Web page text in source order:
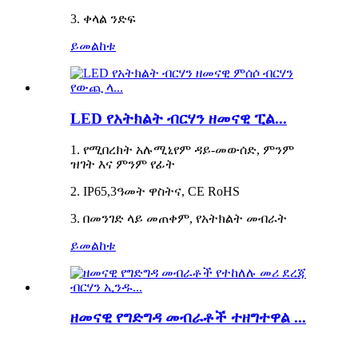
3. ቀላል ንድፍ
ይመልከቱ
LED የአትክልት ብርሃን ዘመናዊ ፒል...
1. የሚበረክት አሉሚኒየም ዳይ-መውሰድ, ምንም
ዝገት እና ምንም የፊት
2. IP65,3ዓመት ዋስትና, CE RoHS
3. በመንገድ ላይ መጠቀም, የአትክልት መብራት
ይመልከቱ
ዘመናዊ የግድግዳ መብራቶች ተዘግተዋል ...